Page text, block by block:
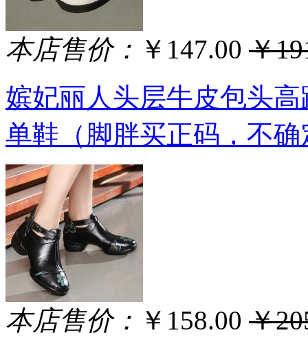
本店售价： ￥147.00 ￥
嫔妃丽人头层牛皮包头
单鞋（脚胖买正码，不
本店售价： ￥158.00 ￥